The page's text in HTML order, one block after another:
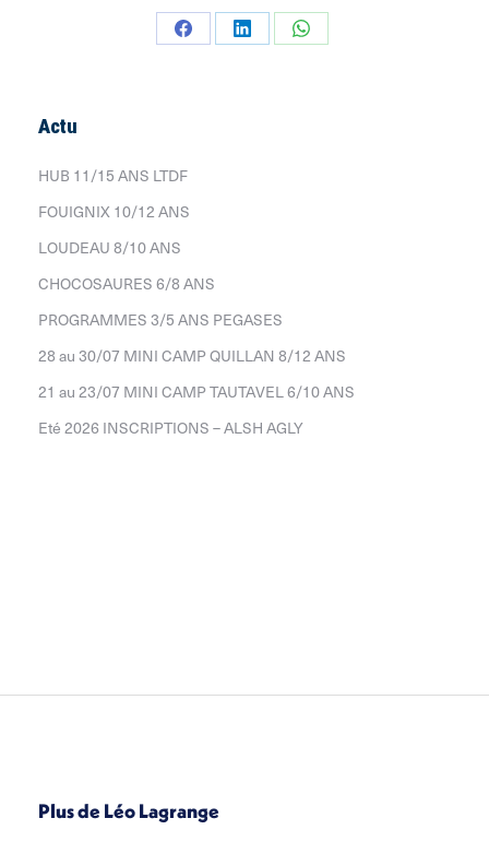
PartagerPartagerPartager
Actu
HUB 11/15 ANS LTDF
FOUIGNIX 10/12 ANS
LOUDEAU 8/10 ANS
CHOCOSAURES 6/8 ANS
PROGRAMMES 3/5 ANS PEGASES
28 au 30/07 MINI CAMP QUILLAN 8/12 ANS
21 au 23/07 MINI CAMP TAUTAVEL 6/10 ANS
Eté 2026 INSCRIPTIONS – ALSH AGLY
Plus de Léo Lagrange